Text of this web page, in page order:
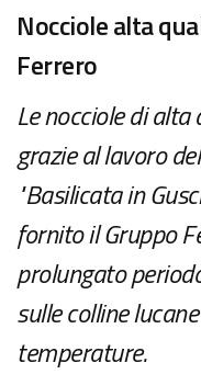
Nocciole alta
Ferrero
Le nocciole di
grazie al lavoro
"Basilicata in
fornito il Gruppo
prolungato
sulle colline
temperature.